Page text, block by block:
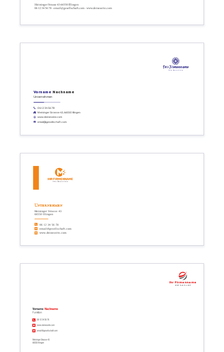
06 12 34 56 78 - email@gesellschaft.com - www.deineseite.com
Meininger Strasse 43 66550 Illingen
email@gesellschaft.com
www.deineseite.com
Unternehmen
06 12 34 56 78
Meininger Strasse 43, 66550 Illingen
Vorname Nachname
Ihr Firmenname
Ihre Basislinie
www.deineseite.com
Meininger Strasse 43
66550 Illingen
06 12 34 56 78
email@gesellschaft.com
Unternehmen
Ihr Firmenname
Ihre Basislinie
Meininger Strasse 43
66550 Illingen
www.deineseite.com
06 12 34 56 78
email@gesellschaft.com
Funktion
Vorname Nachname
Ihr Firmenname
Ihre Basislinie